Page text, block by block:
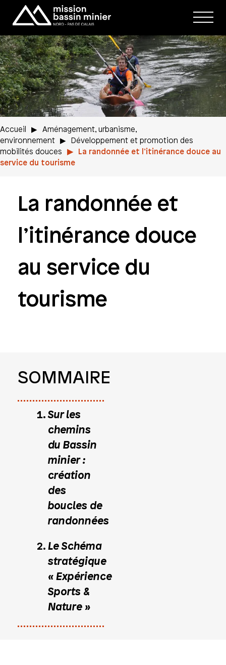
le
menu
Accueil
Aménagement, urbanisme,
environnement
Développement et promotion des
mobilités douces
La randonnée et l’itinérance douce au
service du tourisme
La randonnée et
l’itinérance douce
au service du
tourisme
SOMMAIRE
Sur les
chemins
du Bassin
minier :
création
des
boucles de
randonnées
Le Schéma
stratégique
« Expérience
Sports &
Nature »